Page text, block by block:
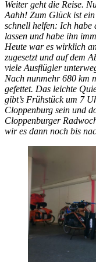
Weiter geht die Reise.
Aahh! Zum Glück ist
schnell helfen: Ich habe
lassen und habe ihn
Heute war es wirklich
zugesetzt und auf dem
viele Ausflügler
Nach nunmehr 680 km
gefettet. Das leichte
gibt’s Frühstück um 7
Cloppenburg sein und
Cloppenburger
wir es dann noch bis